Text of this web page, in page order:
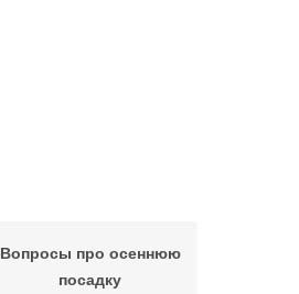
Вопросы про осеннюю
посадку